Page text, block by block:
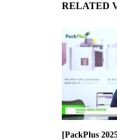
RELATED
[PackPlus